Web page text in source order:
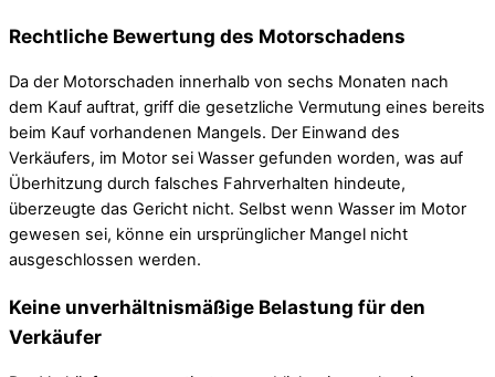
Rechtliche Bewertung des Motorschadens
Da der Motorschaden innerhalb von sechs Monaten nach
dem Kauf auftrat, griff die gesetzliche Vermutung eines bereits
beim Kauf vorhandenen Mangels. Der Einwand des
Verkäufers, im Motor sei Wasser gefunden worden, was auf
Überhitzung durch falsches Fahrverhalten hindeute,
überzeugte das Gericht nicht. Selbst wenn Wasser im Motor
gewesen sei, könne ein ursprünglicher Mangel nicht
ausgeschlossen werden.
Keine unverhältnismäßige Belastung für den
Verkäufer